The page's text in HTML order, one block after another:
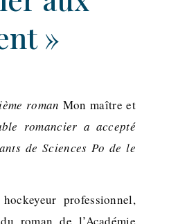
»
roman Mon maître et
romancier a accepté
de Sciences Po de le
professionnel,